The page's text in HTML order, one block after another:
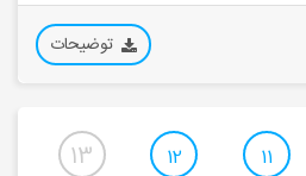
توضیحات
11
12
13